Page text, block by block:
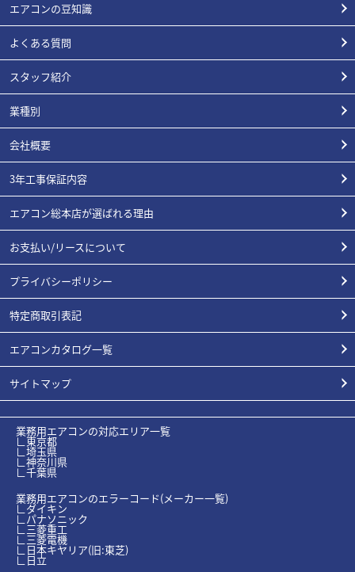
エアコンの豆知識
よくある質問
スタッフ紹介
業種別
会社概要
3年工事保証内容
エアコン総本店が選ばれる理由
お支払い/リースについて
プライバシーポリシー
特定商取引表記
エアコンカタログ一覧
サイトマップ
業務用エアコンの対応エリア一覧
∟東京都
∟埼玉県
∟神奈川県
∟千葉県
業務用エアコンのエラーコード(メーカー一覧)
∟ダイキン
∟パナソニック
∟三菱重工
∟三菱電機
∟日本キヤリア(旧:東芝)
∟日立